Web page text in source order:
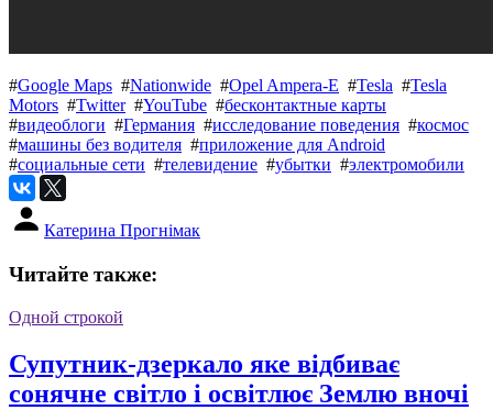
#Google Maps #Nationwide #Opel Ampera-E #Tesla #Tesla
Motors #Twitter#YouTube #бесконтактные карты
#видеоблоги #Германия #исследование поведения #космос
#машины без водителя #приложение для Android
#социальные сети #телевидение #убытки #электромобили
Катерина Прогнімак
Читайте также:
Одной строкой
Супутник-дзеркало яке відбиває
сонячне світло і освітлює Землю вночі